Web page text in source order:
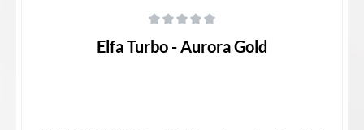
Elfa Turbo - Aurora Gold